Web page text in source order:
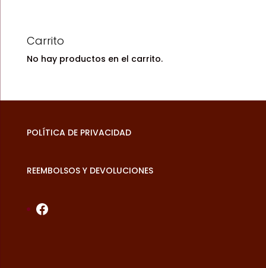
Carrito
No hay productos en el carrito.
POLÍTICA DE PRIVACIDAD
REEMBOLSOS Y DEVOLUCIONES
Facebook